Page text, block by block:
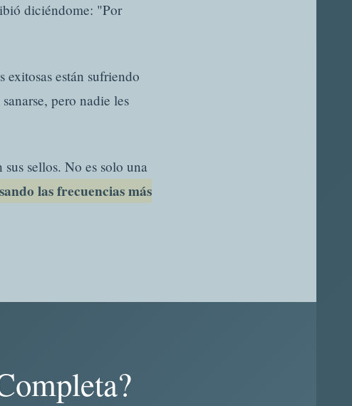
diciéndome: "Por
exitosas están sufriendo
pero nadie les
sellos. No es solo una
las frecuencias más